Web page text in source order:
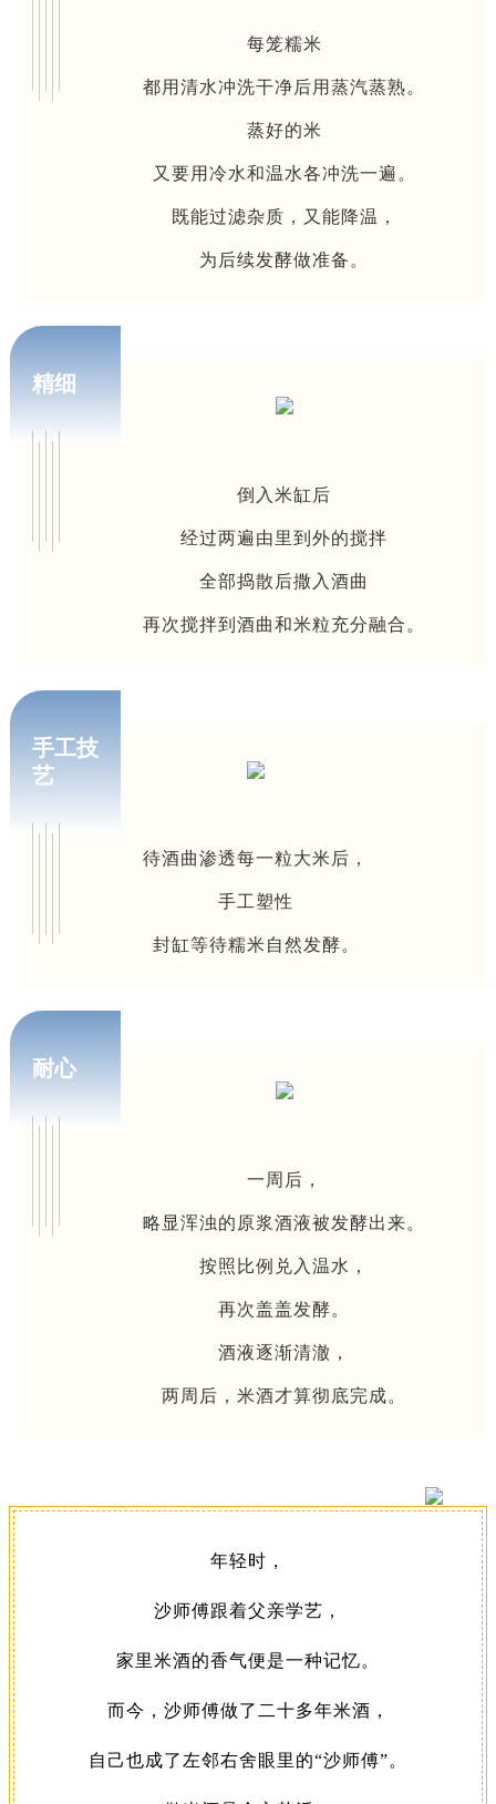
每笼糯米
都用清水冲洗干净后用蒸汽蒸熟。
蒸好的米
又要用冷水和温水各冲洗一遍。
既能过滤杂质，又能降温，
为后续发酵做准备。
精细
倒入米缸后
经过两遍由里到外的搅拌
全部捣散后撒入酒曲
再次搅拌到酒曲和米粒充分融合。
手工技
艺
待酒曲渗透每一粒大米后，
手工塑性
封缸等待糯米自然发酵。
耐心
一周后，
略显浑浊的原浆酒液被发酵出来。
按照比例兑入温水，
再次盖盖发酵。
酒液逐渐清澈，
两周后，米酒才算彻底完成。
年轻时，
沙师傅跟着父亲学艺，
家里米酒的香气便是一种记忆。
而今，沙师傅做了二十多年米酒，
自己也成了左邻右舍眼里的“沙师傅”。